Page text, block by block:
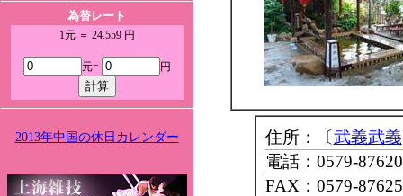
為替レート
1元 ＝ 24.559 円
元= 円
2013年中国の休日カレンダー 住所：〔武義武義
電話：0579-
FAX：0579-